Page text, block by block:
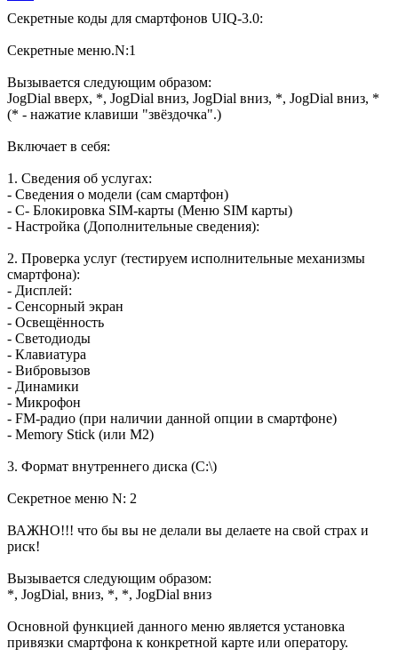
Секретные коды для смартфонов UIQ-3.0:
Секретные меню.N:1
Вызывается следующим образом:
JogDial вверх, *, JogDial вниз, JogDial вниз, *, JogDial вниз, *
(* - нажатие клавиши "звёздочка".)
Включает в себя:
1. Сведения об услугах:
- Сведения о модели (сам смартфон)
- С- Блокировка SIM-карты (Меню SIM карты)
- Настройка (Дополнительные сведения):
2. Проверка услуг (тестируем исполнительные механизмы
смартфона):
- Дисплей:
- Сенсорный экран
- Освещённость
- Светодиоды
- Клавиатура
- Вибровызов
- Динамики
- Микрофон
- FM-радио (при наличии данной опции в смартфоне)
- Memory Stick (или M2)
3. Формат внутреннего диска (С:\)
Секретное меню N: 2
ВАЖНО!!! что бы вы не делали вы делаете на свой страх и
риск!
Вызывается следующим образом:
*, JogDial, вниз, *, *, JogDial вниз
Основной функцией данного меню является установка
привязки смартфона к конкретной карте или оператору.